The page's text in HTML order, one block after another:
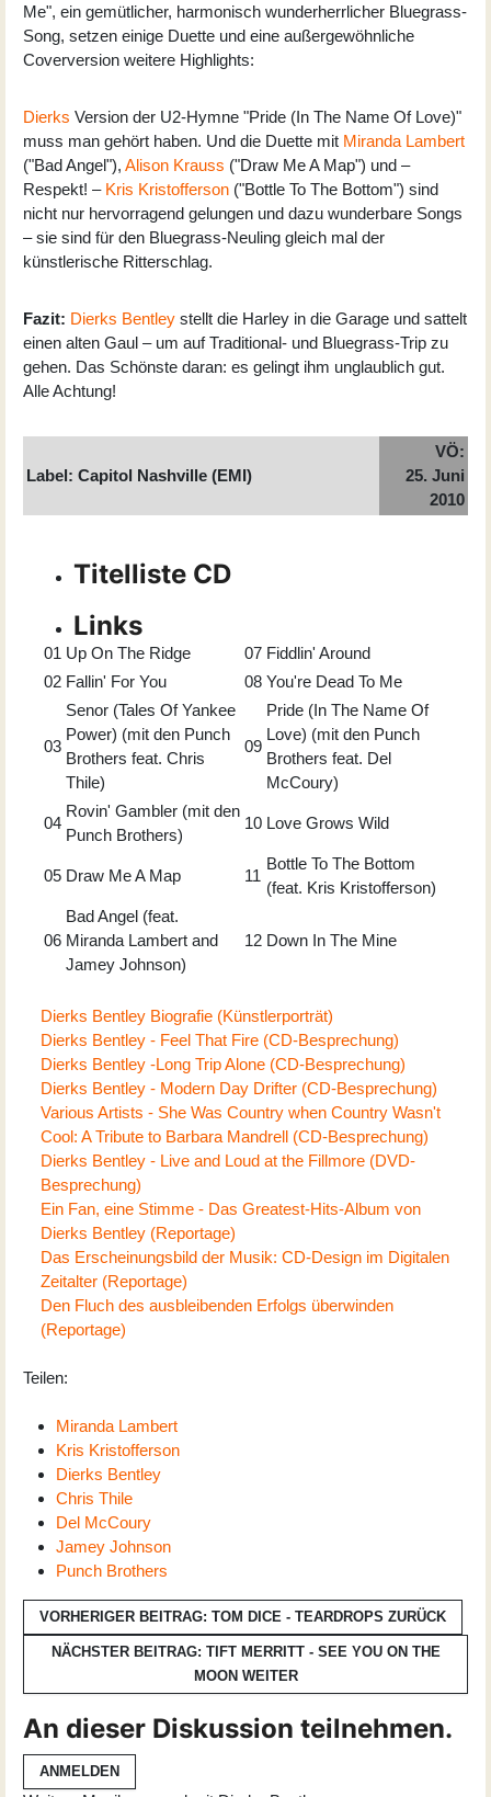
Me", ein gemütlicher, harmonisch wunderherrlicher Bluegrass-
Song, setzen einige Duette und eine außergewöhnliche
Coverversion weitere Highlights:
Dierks Version der U2-Hymne "Pride (In The Name Of Love)"
muss man gehört haben. Und die Duette mit Miranda Lambert
("Bad Angel"), Alison Krauss ("Draw Me A Map") und –
Respekt! – Kris Kristofferson ("Bottle To The Bottom") sind
nicht nur hervorragend gelungen und dazu wunderbare Songs
– sie sind für den Bluegrass-Neuling gleich mal der
künstlerische Ritterschlag.
Fazit: Dierks Bentley stellt die Harley in die Garage und sattelt
einen alten Gaul – um auf Traditional- und Bluegrass-Trip zu
gehen. Das Schönste daran: es gelingt ihm unglaublich gut.
Alle Achtung!
Label: Capitol Nashville (EMI)
VÖ:
25. Juni
2010
Titelliste CD
Links
01 Up On The Ridge 07 Fiddlin' Around
02 Fallin' For You 08 You're Dead To Me
03
Senor (Tales Of Yankee
Power) (mit den Punch
Brothers feat. Chris
Thile)
09
Pride (In The Name Of
Love) (mit den Punch
Brothers feat. Del
McCoury)
04
Rovin' Gambler (mit den
Punch Brothers)
10 Love Grows Wild
05 Draw Me A Map 11
Bottle To The Bottom
(feat. Kris Kristofferson)
06
Bad Angel (feat.
Miranda Lambert and
Jamey Johnson)
12 Down In The Mine
Dierks Bentley Biografie (Künstlerporträt)
Dierks Bentley - Feel That Fire (CD-Besprechung)
Dierks Bentley -Long Trip Alone (CD-Besprechung)
Dierks Bentley - Modern Day Drifter (CD-Besprechung)
Various Artists - She Was Country when Country Wasn't
Cool: A Tribute to Barbara Mandrell (CD-Besprechung)
Dierks Bentley - Live and Loud at the Fillmore (DVD-
Besprechung)
Ein Fan, eine Stimme - Das Greatest-Hits-Album von
Dierks Bentley (Reportage)
Das Erscheinungsbild der Musik: CD-Design im Digitalen
Zeitalter (Reportage)
Den Fluch des ausbleibenden Erfolgs überwinden
(Reportage)
Teilen:
Miranda Lambert
Kris Kristofferson
Dierks Bentley
Chris Thile
Del McCoury
Jamey Johnson
Punch Brothers
VORHERIGER BEITRAG: TOM DICE - TEARDROPS ZURÜCK
NÄCHSTER BEITRAG: TIFT MERRITT - SEE YOU ON THE
MOON WEITER
An dieser Diskussion teilnehmen.
ANMELDEN